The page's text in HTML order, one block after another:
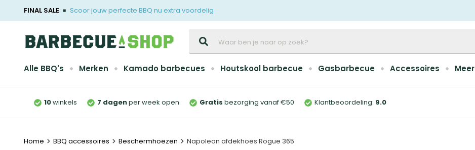
FINAL SALE Scoor jouw perfecte BBQ nu extra voordelig
Alle BBQ's Merken Kamado barbecues Houtskool barbecue Gasbarbecue Accessoires Meer
10winkels 7 dagenper week open Gratis bezorging vanaf €50 Klantbeoordeling: 9.0
Home BBQ accessoires Beschermhoezen Napoleon afdekhoes Rogue 365